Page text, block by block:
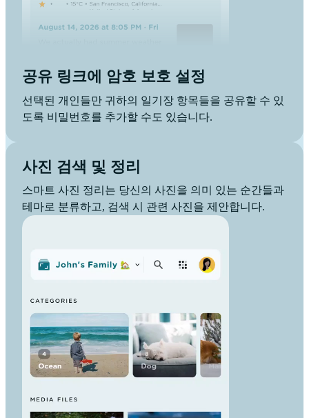
공유 링크에 암호 보호 설정
선택된 개인들만 귀하의 일기장 항목들을 공유할 수 있
도록 비밀번호를 추가할 수도 있습니다.
사진 검색 및 정리
스마트 사진 정리는 당신의 사진을 의미 있는 순간들과
테마로 분류하고, 검색 시 관련 사진을 제안합니다.